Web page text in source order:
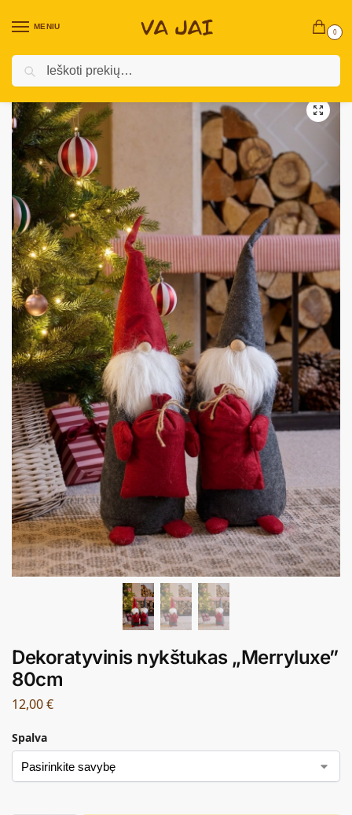
MENIU
0
Pradžia / Kalėdinės prekės
Dekoratyvinis nykštukas „Merryluxe”
80cm
12,00€
Spalva